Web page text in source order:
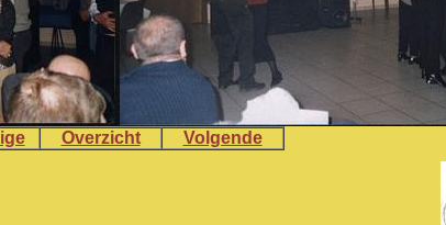
Overzicht Volgende